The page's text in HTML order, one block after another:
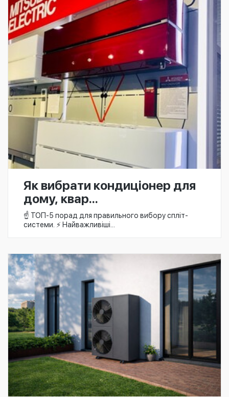
Як вибрати кондиціонер для
дому, квар...
☝️ ТОП-5 порад для правильного вибору спліт-
системи. ⚡ Найважливіші...